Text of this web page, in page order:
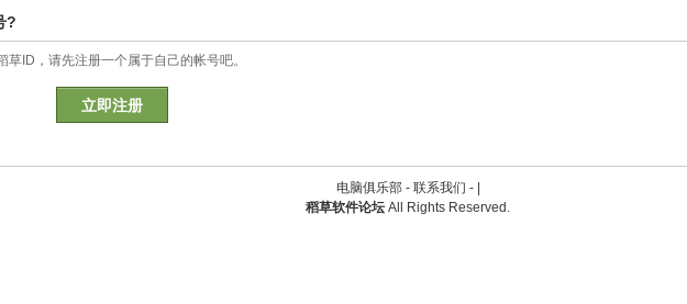
?
草ID，请先注册一个属于自己的帐号吧。
立即注册
电脑俱乐部 - 联系我们 -
稻草软件论坛 All Rights Reserved.